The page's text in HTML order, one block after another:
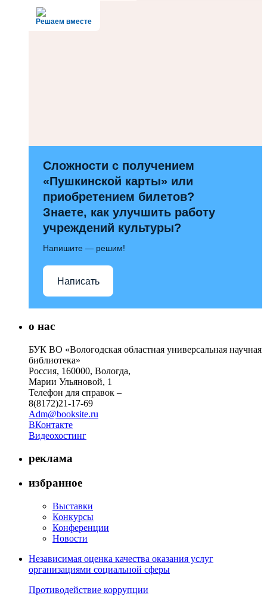
Решаем вместе
Сложности с получением
«Пушкинской карты» или
приобретением билетов?
Знаете, как улучшить работу
учреждений культуры?
Напишите — решим!
Написать
о нас
БУК ВО «Вологодская областная универсальная научная
библиотека»
Россия, 160000, Вологда,
Марии Ульяновой, 1
Телефон для справок –
8(8172)21-17-69
Adm@booksite.ru
ВКонтакте
Видеохостинг
реклама
избранное
Выставки
Конкурсы
Конференции
Новости
Независимая оценка качества оказания услуг
организациями социальной сферы
Противодействие коррупции